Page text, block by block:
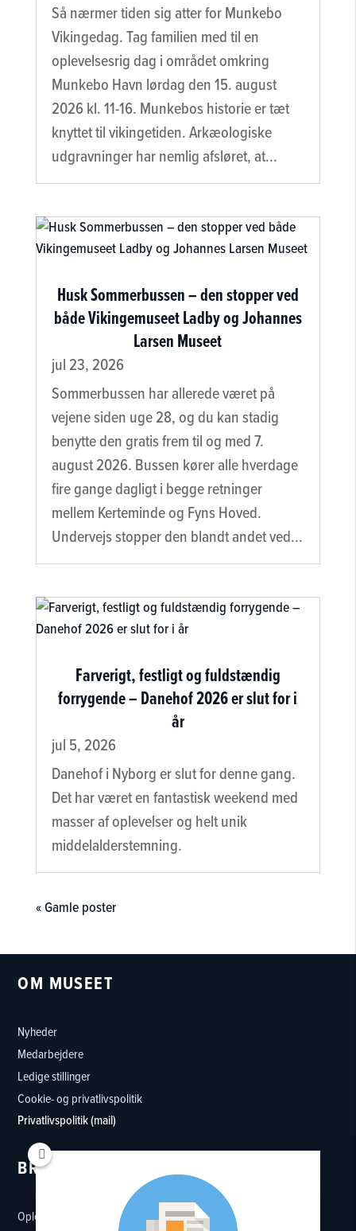
Så nærmer tiden sig atter for Munkebo
Vikingedag. Tag familien med til en
oplevelsesrig dag i området omkring
Munkebo Havn lørdag den 15. august
2026 kl. 11-16. Munkebos historie er tæt
knyttet til vikingetiden. Arkæologiske
udgravninger har nemlig afsløret, at...
Husk Sommerbussen – den stopper ved
både Vikingemuseet Ladby og Johannes
Larsen Museet
jul 23, 2026
Sommerbussen har allerede været på
vejene siden uge 28, og du kan stadig
benytte den gratis frem til og med 7.
august 2026. Bussen kører alle hverdage
fire gange dagligt i begge retninger
mellem Kerteminde og Fyns Hoved.
Undervejs stopper den blandt andet ved...
Farverigt, festligt og fuldstændig
forrygende – Danehof 2026 er slut for i
år
jul 5, 2026
Danehof i Nyborg er slut for denne gang.
Det har været en fantastisk weekend med
masser af oplevelser og helt unik
middelalderstemning.
« Gamle poster
OM MUSEET
Nyheder
Medarbejdere
Ledige stillinger
Cookie- og privatlivspolitik
Privatlivspolitik (mail)
BRUG MUSEET
Oplevelser